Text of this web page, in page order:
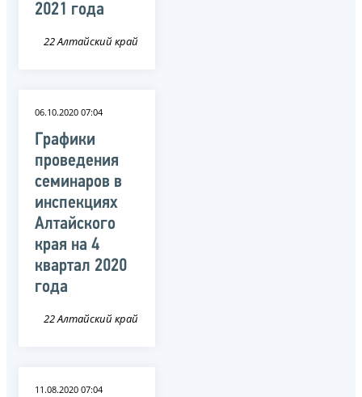
2021 года
22 Алтайский край
06.10.2020 07:04
Графики
проведения
семинаров в
инспекциях
Алтайского
края на 4
квартал 2020
года
22 Алтайский край
11.08.2020 07:04